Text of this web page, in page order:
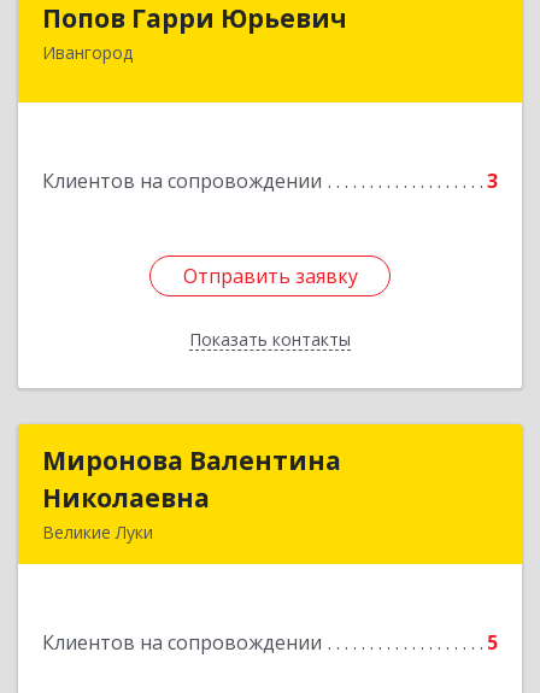
Попов Гарри Юрьевич
Ивангород
Клиентов на сопровождении 3
Отправить заявку
Показать контакты
Отправить заявку
Назад
Миронова Валентина
Николаевна
Великие Луки
Клиентов на сопровождении 5
Миронова Валентина